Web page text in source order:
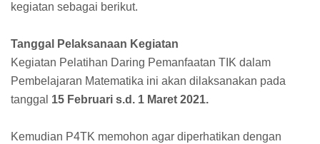
kegiatan sebagai berikut.
Tanggal Pelaksanaan Kegiatan
Kegiatan Pelatihan Daring Pemanfaatan TIK dalam
Pembelajaran Matematika ini akan dilaksanakan pada
tanggal 15 Februari s.d. 1 Maret 2021.
Kemudian P4TK memohon agar diperhatikan dengan